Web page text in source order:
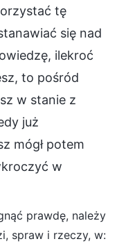
tę
się nad
ilekroć
to pośród
w stanie z
już
mógł potem
w
prawdę, należy
spraw i rzeczy, w: